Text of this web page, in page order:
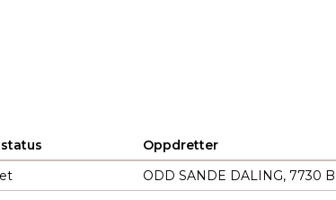
Oppdretter
ODD SANDE DALING, 7730